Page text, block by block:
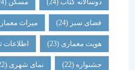
دوسالانه کتاب(24) مسکن (24)
فضای سبز(24) میراث معماری (23)
هویت معماری (23) اطلاعات تاریخی(23)
جشنواره(22) نمای شهری(22)